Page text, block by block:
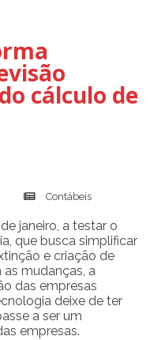
cálculo de
Contábeis
janeiro, a testar o
que busca simplificar
e criação de
mudanças, a
das empresas
deixe de ter
a ser um
empresas.